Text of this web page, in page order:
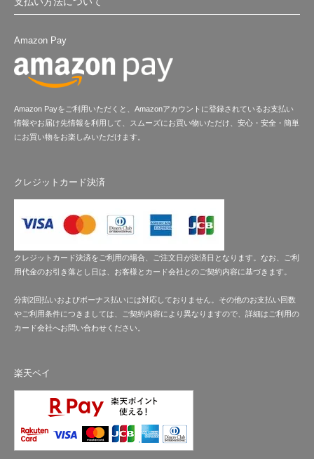
Amazon Pay
Amazon Payをご利用いただくと、Amazonアカウントに登録されているお支払い
情報やお届け先情報を利用して、スムーズにお買い物いただけ、安心・安全・簡単
にお買い物をお楽しみいただけます。
クレジットカード決済
クレジットカード決済をご利用の場合、ご注文日が決済日となります。なお、ご利
用代金のお引き落とし日は、お客様とカード会社とのご契約内容に基づきます。
分割2回払いおよびボーナス払いには対応しておりません。その他のお支払い回数
やご利用条件につきましては、ご契約内容により異なりますので、詳細はご利用の
カード会社へお問い合わせください。
楽天ペイ